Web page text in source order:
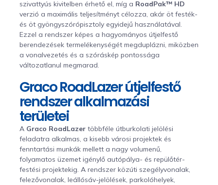
szivattyús kivitelben érhető el, míg a RoadPak™ HD
verzió a maximális teljesítményt célozza, akár öt festék-
és öt gyöngyszórópisztoly egyidejű használatával.
Ezzel a rendszer képes a hagyományos útjelfestő
berendezések termelékenységét megduplázni, miközben
a vonalvezetés és a szóráskép pontossága
változatlanul megmarad.
Graco RoadLazer útjelfestő
rendszer alkalmazási
területei
A Graco RoadLazer többféle útburkolati jelölési
feladatra alkalmas, a kisebb városi projektek és
fenntartási munkák mellett a nagy volumenű,
folyamatos üzemet igénylő autópálya- és repülőtér-
festési projektekig. A rendszer közúti szegélyvonalak,
felezővonalak, leállósáv-jelölések, parkolóhelyek,